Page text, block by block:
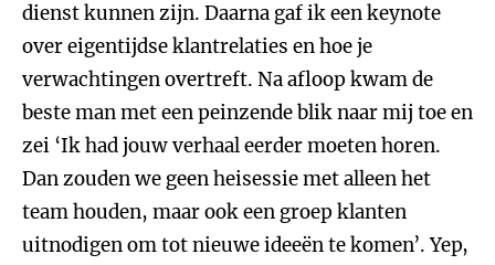
dienst kunnen zijn. Daarna gaf ik een keynote
over eigentijdse klantrelaties en hoe je
verwachtingen overtreft. Na afloop kwam de
beste man met een peinzende blik naar mij toe en
zei ‘Ik had jouw verhaal eerder moeten horen.
Dan zouden we geen heisessie met alleen het
team houden, maar ook een groep klanten
uitnodigen om tot nieuwe ideeën te komen’. Yep,